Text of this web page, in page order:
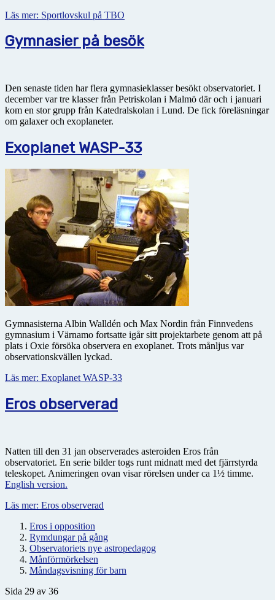
Läs mer: Sportlovskul på TBO
Gymnasier på besök
Den senaste tiden har flera gymnasieklasser besökt observatoriet. I
december var tre klasser från Petriskolan i Malmö där och i januari
kom en stor grupp från Katedralskolan i Lund. De fick föreläsningar
om galaxer och exoplaneter.
Exoplanet WASP-33
Gymnasisterna Albin Walldén och Max Nordin från Finnvedens
gymnasium i Värnamo fortsatte igår sitt projektarbete genom att på
plats i Oxie försöka observera en exoplanet. Trots månljus var
observationskvällen lyckad.
Läs mer: Exoplanet WASP-33
Eros observerad
Natten till den 31 jan observerades asteroiden Eros från
observatoriet. En serie bilder togs runt midnatt med det fjärrstyrda
teleskopet. Animeringen ovan visar rörelsen under ca 1½ timme.
English version.
Läs mer: Eros observerad
Eros i opposition
Rymdungar på gång
Observatoriets nye astropedagog
Månförmörkelsen
Måndagsvisning för barn
Sida 29 av 36